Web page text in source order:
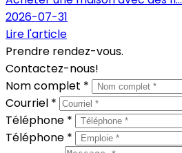
2026-07-31
Lire l'article
Prendre rendez-vous.
Contactez-nous!
Nom complet *
Courriel *
Téléphone *
Téléphone *